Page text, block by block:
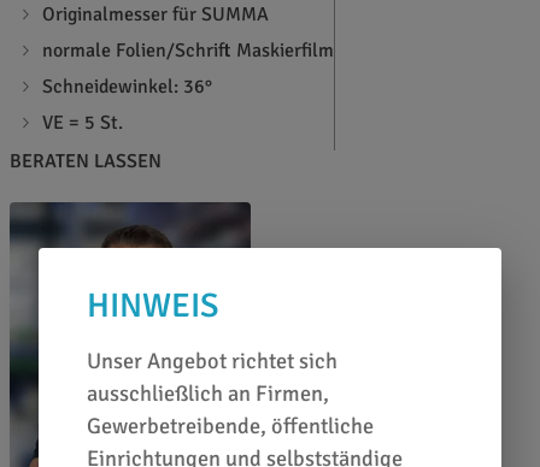
Originalmesser für SUMMA
normale Folien/Schrift Maskierfilm
Schneidewinkel: 36°
VE = 5 St.
BERATEN LASSEN
HINWEIS
Unser Angebot richtet sich
ausschließlich an Firmen,
Gewerbetreibende, öffentliche
Einrichtungen und selbstständige